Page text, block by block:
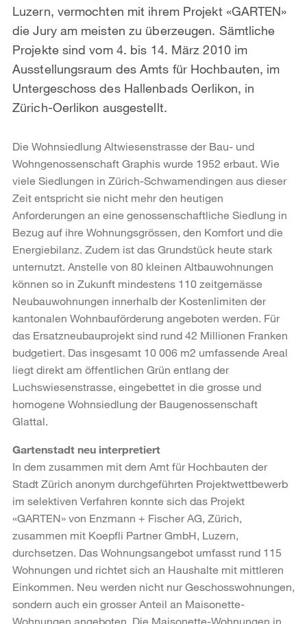
Luzern, vermochten mit ihrem Projekt «GARTEN»
die Jury am meisten zu überzeugen. Sämtliche
Projekte sind vom 4. bis 14. März 2010 im
Ausstellungsraum des Amts für Hochbauten, im
Untergeschoss des Hallenbads Oerlikon, in
Zürich-Oerlikon ausgestellt.
Die Wohnsiedlung Altwiesenstrasse der Bau- und
Wohngenossenschaft Graphis wurde 1952 erbaut. Wie
viele Siedlungen in Zürich-Schwamendingen aus dieser
Zeit entspricht sie nicht mehr den heutigen
Anforderungen an eine genossenschaftliche Siedlung in
Bezug auf ihre Wohnungsgrössen, den Komfort und die
Energiebilanz. Zudem ist das Grundstück heute stark
unternutzt. Anstelle von 80 kleinen Altbauwohnungen
können so in Zukunft mindestens 110 zeitgemässe
Neubauwohnungen innerhalb der Kostenlimiten der
kantonalen Wohnbauförderung angeboten werden. Für
das Ersatzneubauprojekt sind rund 42 Millionen Franken
budgetiert. Das insgesamt 10 006 m2 umfassende Areal
liegt direkt am öffentlichen Grün entlang der
Luchswiesenstrasse, eingebettet in die grosse und
homogene Wohnsiedlung der Baugenossenschaft
Glattal.
Gartenstadt neu interpretiert
In dem zusammen mit dem Amt für Hochbauten der
Stadt Zürich anonym durchgeführten Projektwettbewerb
im selektiven Verfahren konnte sich das Projekt
«GARTEN» von Enzmann + Fischer AG, Zürich,
zusammen mit Koepfli Partner GmbH, Luzern,
durchsetzen. Das Wohnungsangebot umfasst rund 115
Wohnungen und richtet sich an Haushalte mit mittleren
Einkommen. Neu werden nicht nur Geschosswohnungen,
sondern auch ein grosser Anteil an Maisonette-
Wohnungen angeboten. Die Maisonette-Wohnungen in